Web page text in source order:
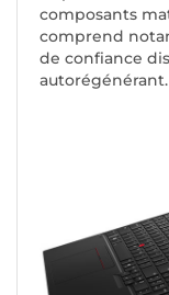
composants
comprend
de confiance
autorégénérant.